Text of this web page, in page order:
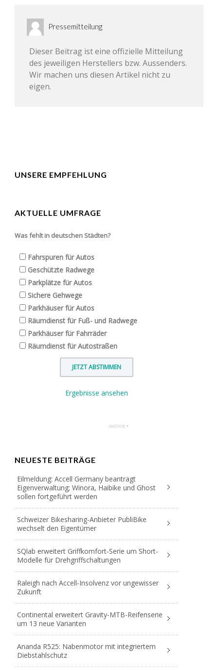
Pressemitteilung
Dieser Beitrag ist eine offizielle Mitteilung
des jeweiligen Herstellers bzw. Aussenders.
Wir machen uns diesen Artikel nicht zu
eigen.
UNSERE EMPFEHLUNG
AKTUELLE UMFRAGE
Was fehlt in deutschen Städten?
Fahrspuren für Autos
Geschützte Radwege
Parkplätze für Autos
Sichere Gehwege
Parkhäuser für Autos
Räumdienst für Fuß- und Radwege
Parkhäuser für Fahrräder
Räumdienst für Autostraßen
Ergebnisse ansehen
NEUESTE BEITRÄGE
Eilmeldung: Accell Germany beantragt
Eigenverwaltung; Winora, Haibike und Ghost
sollen fortgeführt werden
Schweizer Bikesharing-Anbieter PubliBike
wechselt den Eigentümer
SQlab erweitert Griffkomfort-Serie um Short-
Modelle für Drehgriffschaltungen
Raleigh nach Accell-Insolvenz vor ungewisser
Zukunft
Continental erweitert Gravity-MTB-Reifenserie
um 13 neue Varianten
Ananda R525: Nabenmotor mit integriertem
Diebstahlschutz